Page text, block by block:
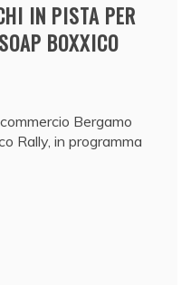
IN PISTA PER
BOXXICO
Bergamo
Rally, in programma